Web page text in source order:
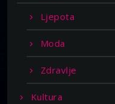
Ljepota
Moda
Zdravlje
Kultura